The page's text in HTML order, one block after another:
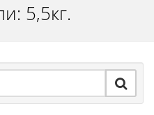
5,5кг.